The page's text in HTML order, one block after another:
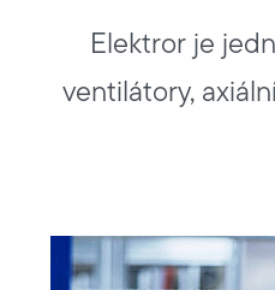
Elektror je
ventilátory,